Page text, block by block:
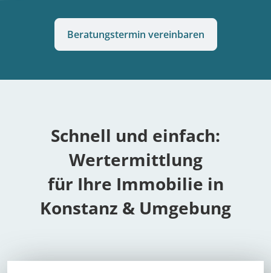
Beratungstermin vereinbaren
Schnell und einfach:
Wertermittlung
für Ihre Immobilie in
Konstanz & Umgebung